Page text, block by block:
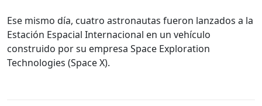
Ese mismo día, cuatro astronautas fueron lanzados a la
Estación Espacial Internacional en un vehículo
construido por su empresa Space Exploration
Technologies (Space X).